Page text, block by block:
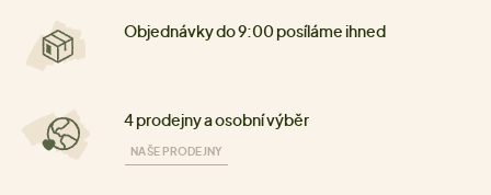
Objednávky do 9:00 posíláme ihned
4 prodejny a osobní výběr
NAŠE PRODEJNY